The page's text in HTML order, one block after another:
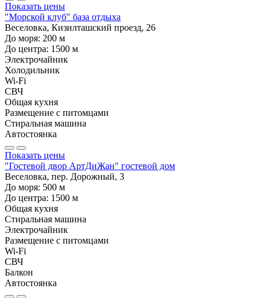
Показать цены
"Морской клуб" база отдыха
Веселовка, Кизилташский проезд, 26
До моря: 200 м
До центра: 1500 м
Электрочайник
Холодильник
Wi-Fi
СВЧ
Общая кухня
Размещение с питомцами
Стиральная машина
Автостоянка
Показать цены
"Гостевой двор АртДиЖан" гостевой дом
Веселовка, пер. Дорожный, 3
До моря: 500 м
До центра: 1500 м
Общая кухня
Стиральная машина
Электрочайник
Размещение с питомцами
Wi-Fi
СВЧ
Балкон
Автостоянка